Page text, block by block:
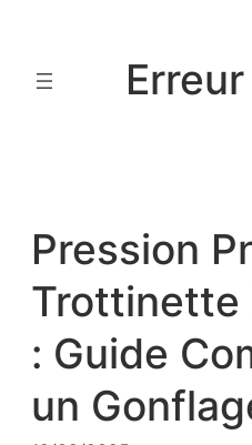
contenu
Pression
Trottinette
: Guide
un